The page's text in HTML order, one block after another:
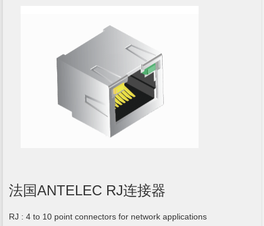
法国ANTELEC RJ连接器
RJ : 4 to 10 point connectors for network applications